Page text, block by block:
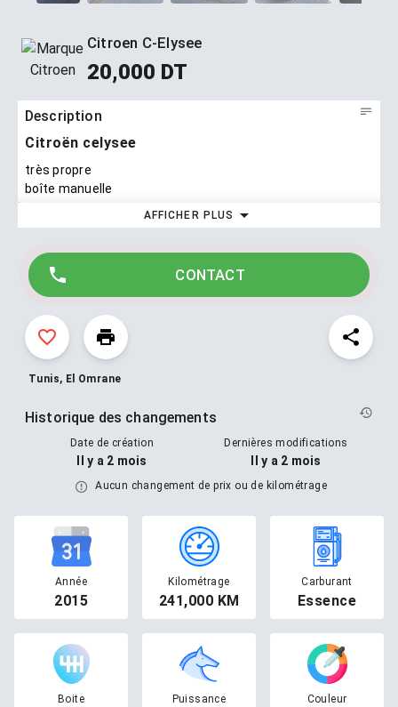
Citroen C-Elysee
20,000 DT
Description
Citroën celysee
très propre
boîte manuelle
AFFICHER PLUS
CONTACT
Tunis, El Omrane
Historique des changements
Date de création
Il y a 2 mois
Dernières modifications
Il y a 2 mois
Aucun changement de prix ou de kilométrage
Année
2015
Kilométrage
241,000 KM
Carburant
Essence
Boite Puissance Couleur